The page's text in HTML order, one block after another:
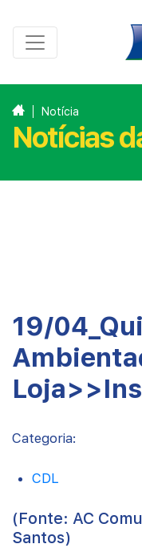
Notícia
Notícias
19/
Categoria:
CDL
(Fonte: AC
Santos)